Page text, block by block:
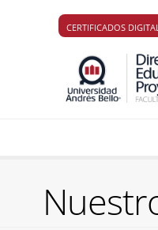
CERTIFICADOS